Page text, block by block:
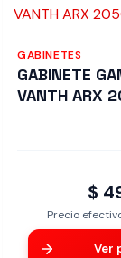
GABINETES
GABINETE
VANTH ARX
$
Precio
Ver